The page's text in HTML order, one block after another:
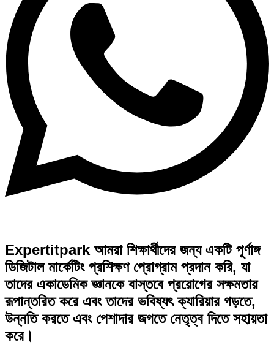
Expertitpark আমরা শিক্ষার্থীদের জন্য একটি পূর্ণাঙ্গ
ডিজিটাল মার্কেটিং প্রশিক্ষণ প্রোগ্রাম প্রদান করি, যা
তাদের একাডেমিক জ্ঞানকে বাস্তবে প্রয়োগের সক্ষমতায়
রূপান্তরিত করে এবং তাদের ভবিষ্যৎ ক্যারিয়ার গড়তে,
উন্নতি করতে এবং পেশাদার জগতে নেতৃত্ব দিতে সহায়তা
করে।